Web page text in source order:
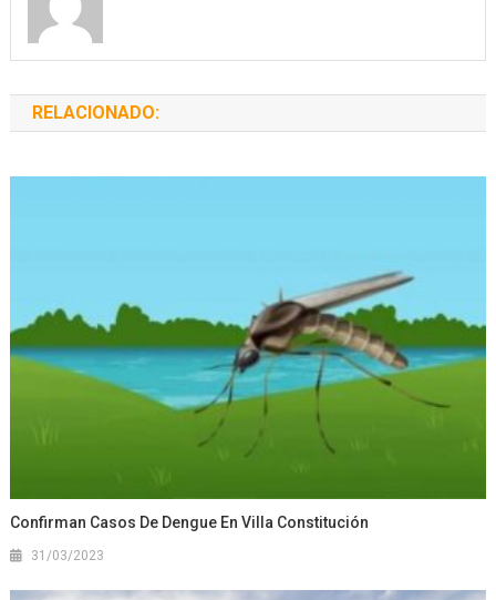
RELACIONADO:
Confirman Casos De Dengue En Villa Constitución
31/03/2023